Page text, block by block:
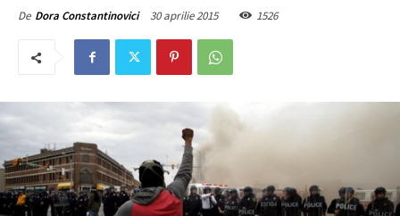
De Dora Constantinovici 30 aprilie 2015 1526